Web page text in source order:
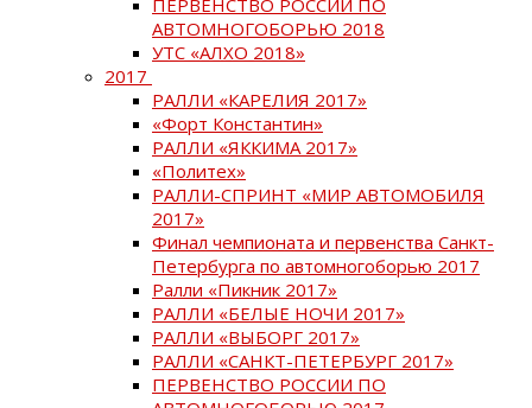
АВТОМНОГОБОРЬЮ 2018
УТС «АЛХО 2018»
2017
РАЛЛИ «КАРЕЛИЯ 2017»
«Форт Константин»
РАЛЛИ «ЯККИМА 2017»
«Политех»
РАЛЛИ-СПРИНТ «МИР АВТОМОБИЛЯ
2017»
Финал чемпионата и первенства Санкт-
Петербурга по автомногоборью 2017
Ралли «Пикник 2017»
РАЛЛИ «БЕЛЫЕ НОЧИ 2017»
РАЛЛИ «ВЫБОРГ 2017»
РАЛЛИ «САНКТ-ПЕТЕРБУРГ 2017»
ПЕРВЕНСТВО РОССИИ ПО